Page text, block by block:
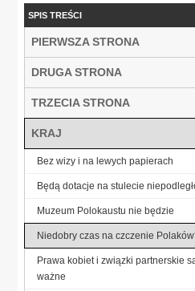
SPIS TREŚCI
PIERWSZA STRONA
DRUGA STRONA
TRZECIA STRONA
KRAJ
Bez wizy i na lewych papierach
Będą dotacje na stulecie
Muzeum Polokaustu nie będzie
Niedobry czas na czczenie
Prawa kobiet i związki partnerskie
ważne